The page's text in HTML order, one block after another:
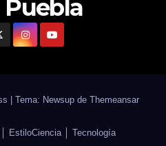
| Tema: Newsup de Themeansar
EstiloCiencia │ Tecnología